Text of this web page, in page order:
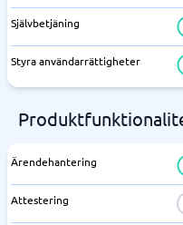
Självbetjäning
Styra användarrättigheter
Ärendehantering
Attestering